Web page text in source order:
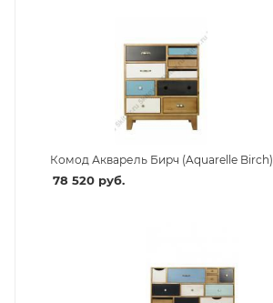
Комод Акварель Бирч (Aquarelle Birch)
78 520руб.